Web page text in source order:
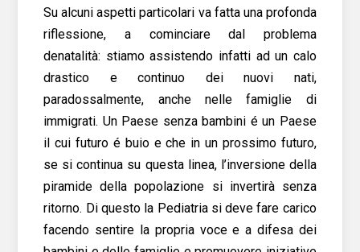
Su alcuni aspetti particolari va fatta una profonda
riflessione, a cominciare dal problema
denatalità: stiamo assistendo infatti ad un calo
drastico e continuo dei nuovi nati,
paradossalmente, anche nelle famiglie di
immigrati. Un Paese senza bambini é un Paese
il cui futuro é buio e che in un prossimo futuro,
se si continua su questa linea, l’inversione della
piramide della popolazione si invertirà senza
ritorno. Di questo la Pediatria si deve fare carico
facendo sentire la propria voce e a difesa dei